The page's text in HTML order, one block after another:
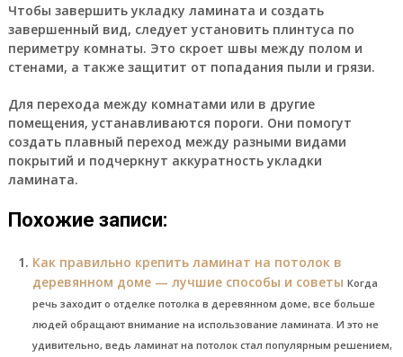
Чтобы завершить укладку ламината и создать
завершенный вид, следует установить плинтуса по
периметру комнаты. Это скроет швы между полом и
стенами, а также защитит от попадания пыли и грязи.
Для перехода между комнатами или в другие
помещения, устанавливаются пороги. Они помогут
создать плавный переход между разными видами
покрытий и подчеркнут аккуратность укладки
ламината.
Похожие записи:
Как правильно крепить ламинат на потолок в
деревянном доме — лучшие способы и советы Когда
речь заходит о отделке потолка в деревянном доме, все больше
людей обращают внимание на использование ламината. И это не
удивительно, ведь ламинат на потолок стал популярным решением,